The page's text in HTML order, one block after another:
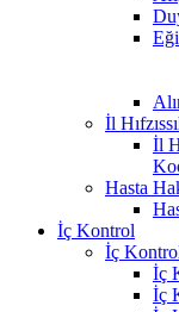
İl
İl
Hasta
İç Kontrol
İç
İç
İç